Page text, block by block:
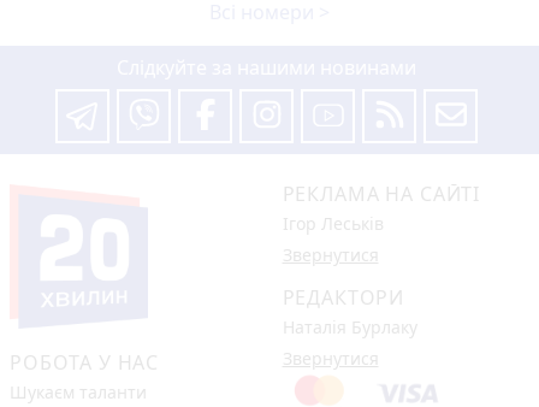
РОБОТА У НАС
Шукаєм таланти
РЕКЛАМА НА САЙТІ
Ігор Леськів
Звернутися
РЕДАКТОРИ
Наталія Бурлаку
Звернутися